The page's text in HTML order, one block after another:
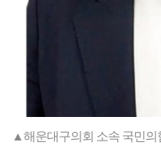
▲해운대구의회 소속 국민의